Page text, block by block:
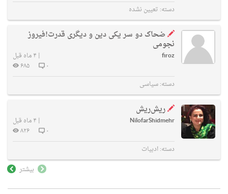
دسته: تعیین نشده
ضحاک دو سر یکی دین و دیگری قدرت!فیروز
نجومی
firoz
| ۴ ماه قبل
۰
۶۸۵
دسته:سیاسی
ریش‌ریش
NilofarShidmehr
| ۴ ماه قبل
۰
۸۲۶
دسته:ادبیات
بیشتر